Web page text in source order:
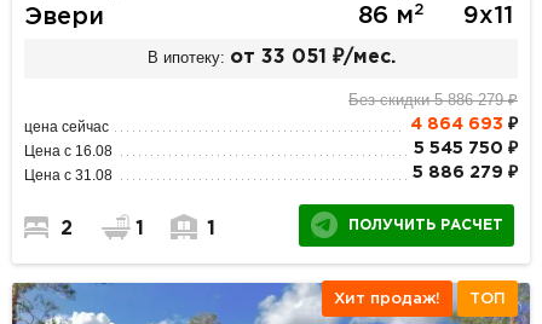
Эвери 86 м2 9х11
В ипотеку: от 33 051 ₽/мес.
Без скидки 5 886 279 ₽
цена сейчас 4 864 693 ₽
Цена с 16.08 5 545 750 ₽
Цена с 31.08 5 886 279 ₽
2 1 1 ПОЛУЧИТЬ РАСЧЕТ
Хит продаж! ТОП